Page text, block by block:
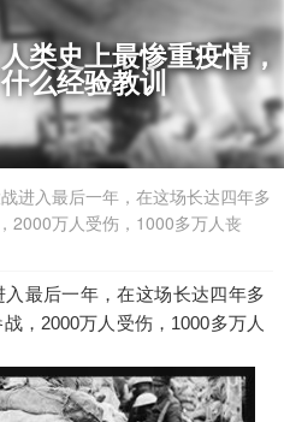
类史上最惨重疫情，
么经验教训
进入最后一年，在这场长达四年多
2000万人受伤，1000多万人丧
最后一年，在这场长达四年多
，2000万人受伤，1000多万人